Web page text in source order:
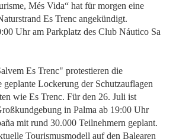
Més Vida“ hat für morgen eine
Es Trenc angekündigt.
Uhr am Parkplatz des Club Náutico Sa
Es Trenc" protestieren die
Lockerung der Schutzauflagen
wie Es Trenc. Für den 26. Juli ist
in Palma ab 19:00 Uhr
mit rund 30.000 Teilnehmern geplant.
Tourismusmodell auf den Balearen